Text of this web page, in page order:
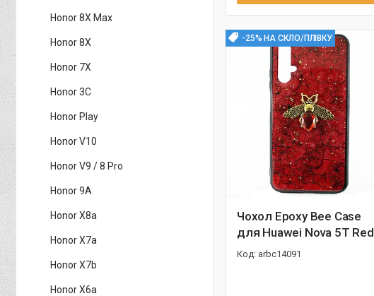
-25% НА СКЛО/ПЛІВКУ
Чохол Epoxy Bee Case
для Huawei Nova 5T Red
arbc14091
Honor 8X Max
Honor 8X
Honor 7X
Honor 3C
Honor Play
Honor V10
Honor V9 / 8 Pro
Honor 9A
Honor X8a
Honor X7a
Honor X7b
Honor X6a